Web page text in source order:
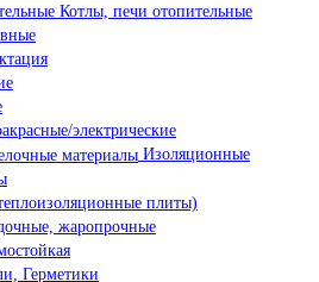
Котлы, печи отопительные
электрические
Изоляционные
плиты)
жаропрочные
Герметики